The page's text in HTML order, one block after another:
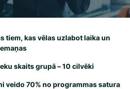
tiem, kas vēlas uzlabot laika un
skaits grupā – 10 cilvēki
veido 70% no programmas satura